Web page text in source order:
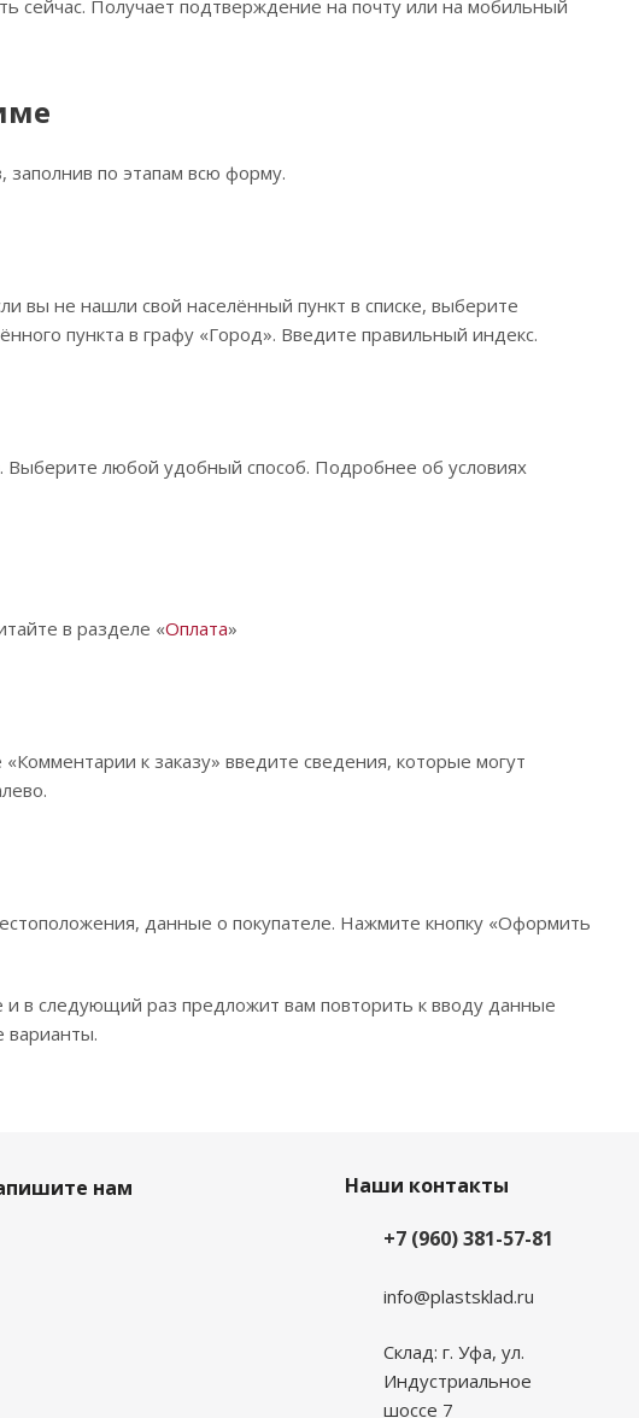
сейчас. Получает подтверждение на почту или на мобильный
по этапам всю форму.
вы не нашли свой населённый пункт в списке, выберите
пункта в графу «Город». Введите правильный индекс.
Выберите любой удобный способ. Подробнее об условиях
в разделе «Оплата»
к заказу» введите сведения, которые могут
данные о покупателе. Нажмите кнопку «Оформить
в следующий раз предложит вам повторить к вводу данные
варианты.
нам
Наши контакты
+7 (960) 381-57-81
info@plastsklad.ru
Склад: г. Уфа, ул.
Индустриальное
шоссе 7